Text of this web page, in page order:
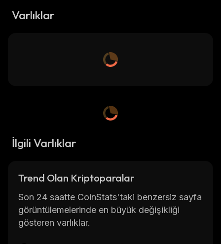
Varlıklar
İlgili Varlıklar
Trend Olan Kriptoparalar
Son 24 saatte CoinStats'taki benzersiz sayfa
görüntülemelerinde en büyük değişikliği
gösteren varlıklar.